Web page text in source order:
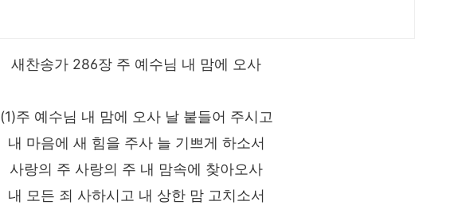
새찬송가 286장 주 예수님 내 맘에 오사
(1)주 예수님 내 맘에 오사 날 붙들어 주시고
내 마음에 새 힘을 주사 늘 기쁘게 하소서
사랑의 주 사랑의 주 내 맘속에 찾아오사
내 모든 죄 사하시고 내 상한 맘 고치소서